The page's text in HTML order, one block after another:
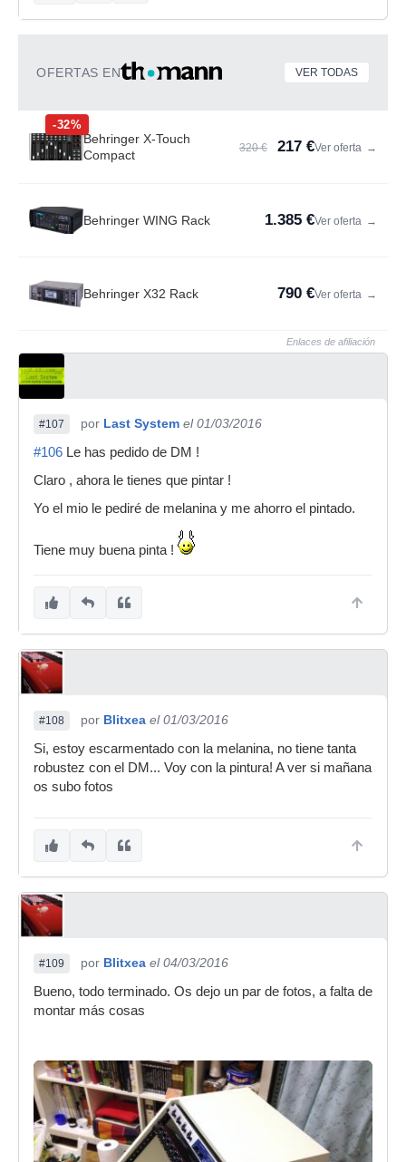
OFERTAS EN VER TODAS
-32%
Behringer X-Touch
Compact
320 € 217 €Ver oferta →
Behringer WING Rack 1.385 €Ver oferta →
Behringer X32 Rack 790 €Ver oferta →
Enlaces de afiliación
#107 por Last System el 01/03/2016
#106 Le has pedido de DM !
Claro , ahora le tienes que pintar !
Yo el mio le pediré de melanina y me ahorro el pintado.
Tiene muy buena pinta !
#108 por Blitxea el 01/03/2016
Si, estoy escarmentado con la melanina, no tiene tanta
robustez con el DM... Voy con la pintura! A ver si mañana
os subo fotos
#109 por Blitxea el 04/03/2016
Bueno, todo terminado. Os dejo un par de fotos, a falta de
montar más cosas